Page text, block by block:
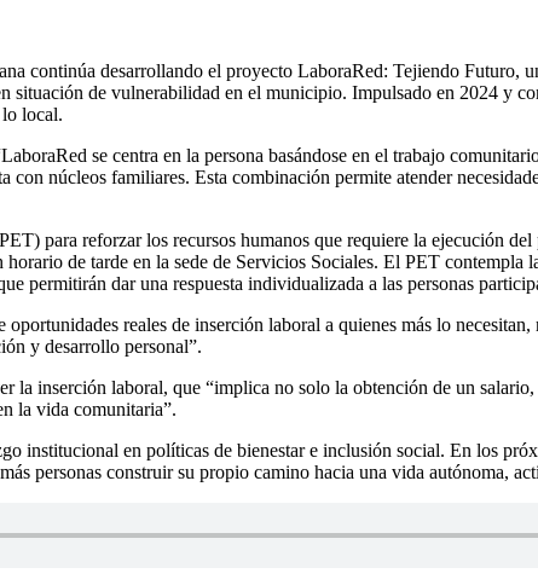
continúa desarrollando el proyecto LaboraRed: Tejiendo Futuro,
de vulnerabilidad en el municipio. Impulsado en 2024 y
local.
se centra en la persona basándose en el trabajo
núcleos familiares. Esta combinación permite atender
para reforzar los recursos humanos que requiere la ejecución
de tarde en la sede de Servicios Sociales. El PET
permitirán dar una respuesta individualizada a las personas
reales de inserción laboral a quienes más lo
y desarrollo personal”.
inserción laboral, que “implica no solo la obtención de un
la vida comunitaria”.
institucional en políticas de bienestar e inclusión social. En los
personas construir su propio camino hacia una vida autónoma,